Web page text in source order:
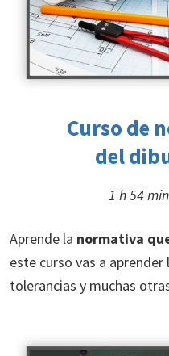
Curso de
del
1 h 54
Aprende la normativa
este curso vas a
tolerancias y muchas